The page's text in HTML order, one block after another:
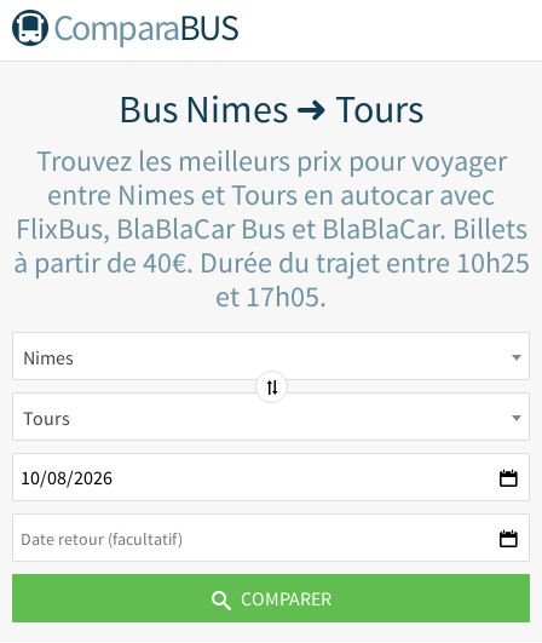
ComparaBUS
Bus Nimes ➜ Tours
Trouvez les meilleurs prix pour voyager
entre Nimes et Tours en autocar avec
FlixBus, BlaBlaCar Bus et BlaBlaCar. Billets
à partir de 40€. Durée du trajet entre 10h25
et 17h05.
Nimes
Tours
COMPARER